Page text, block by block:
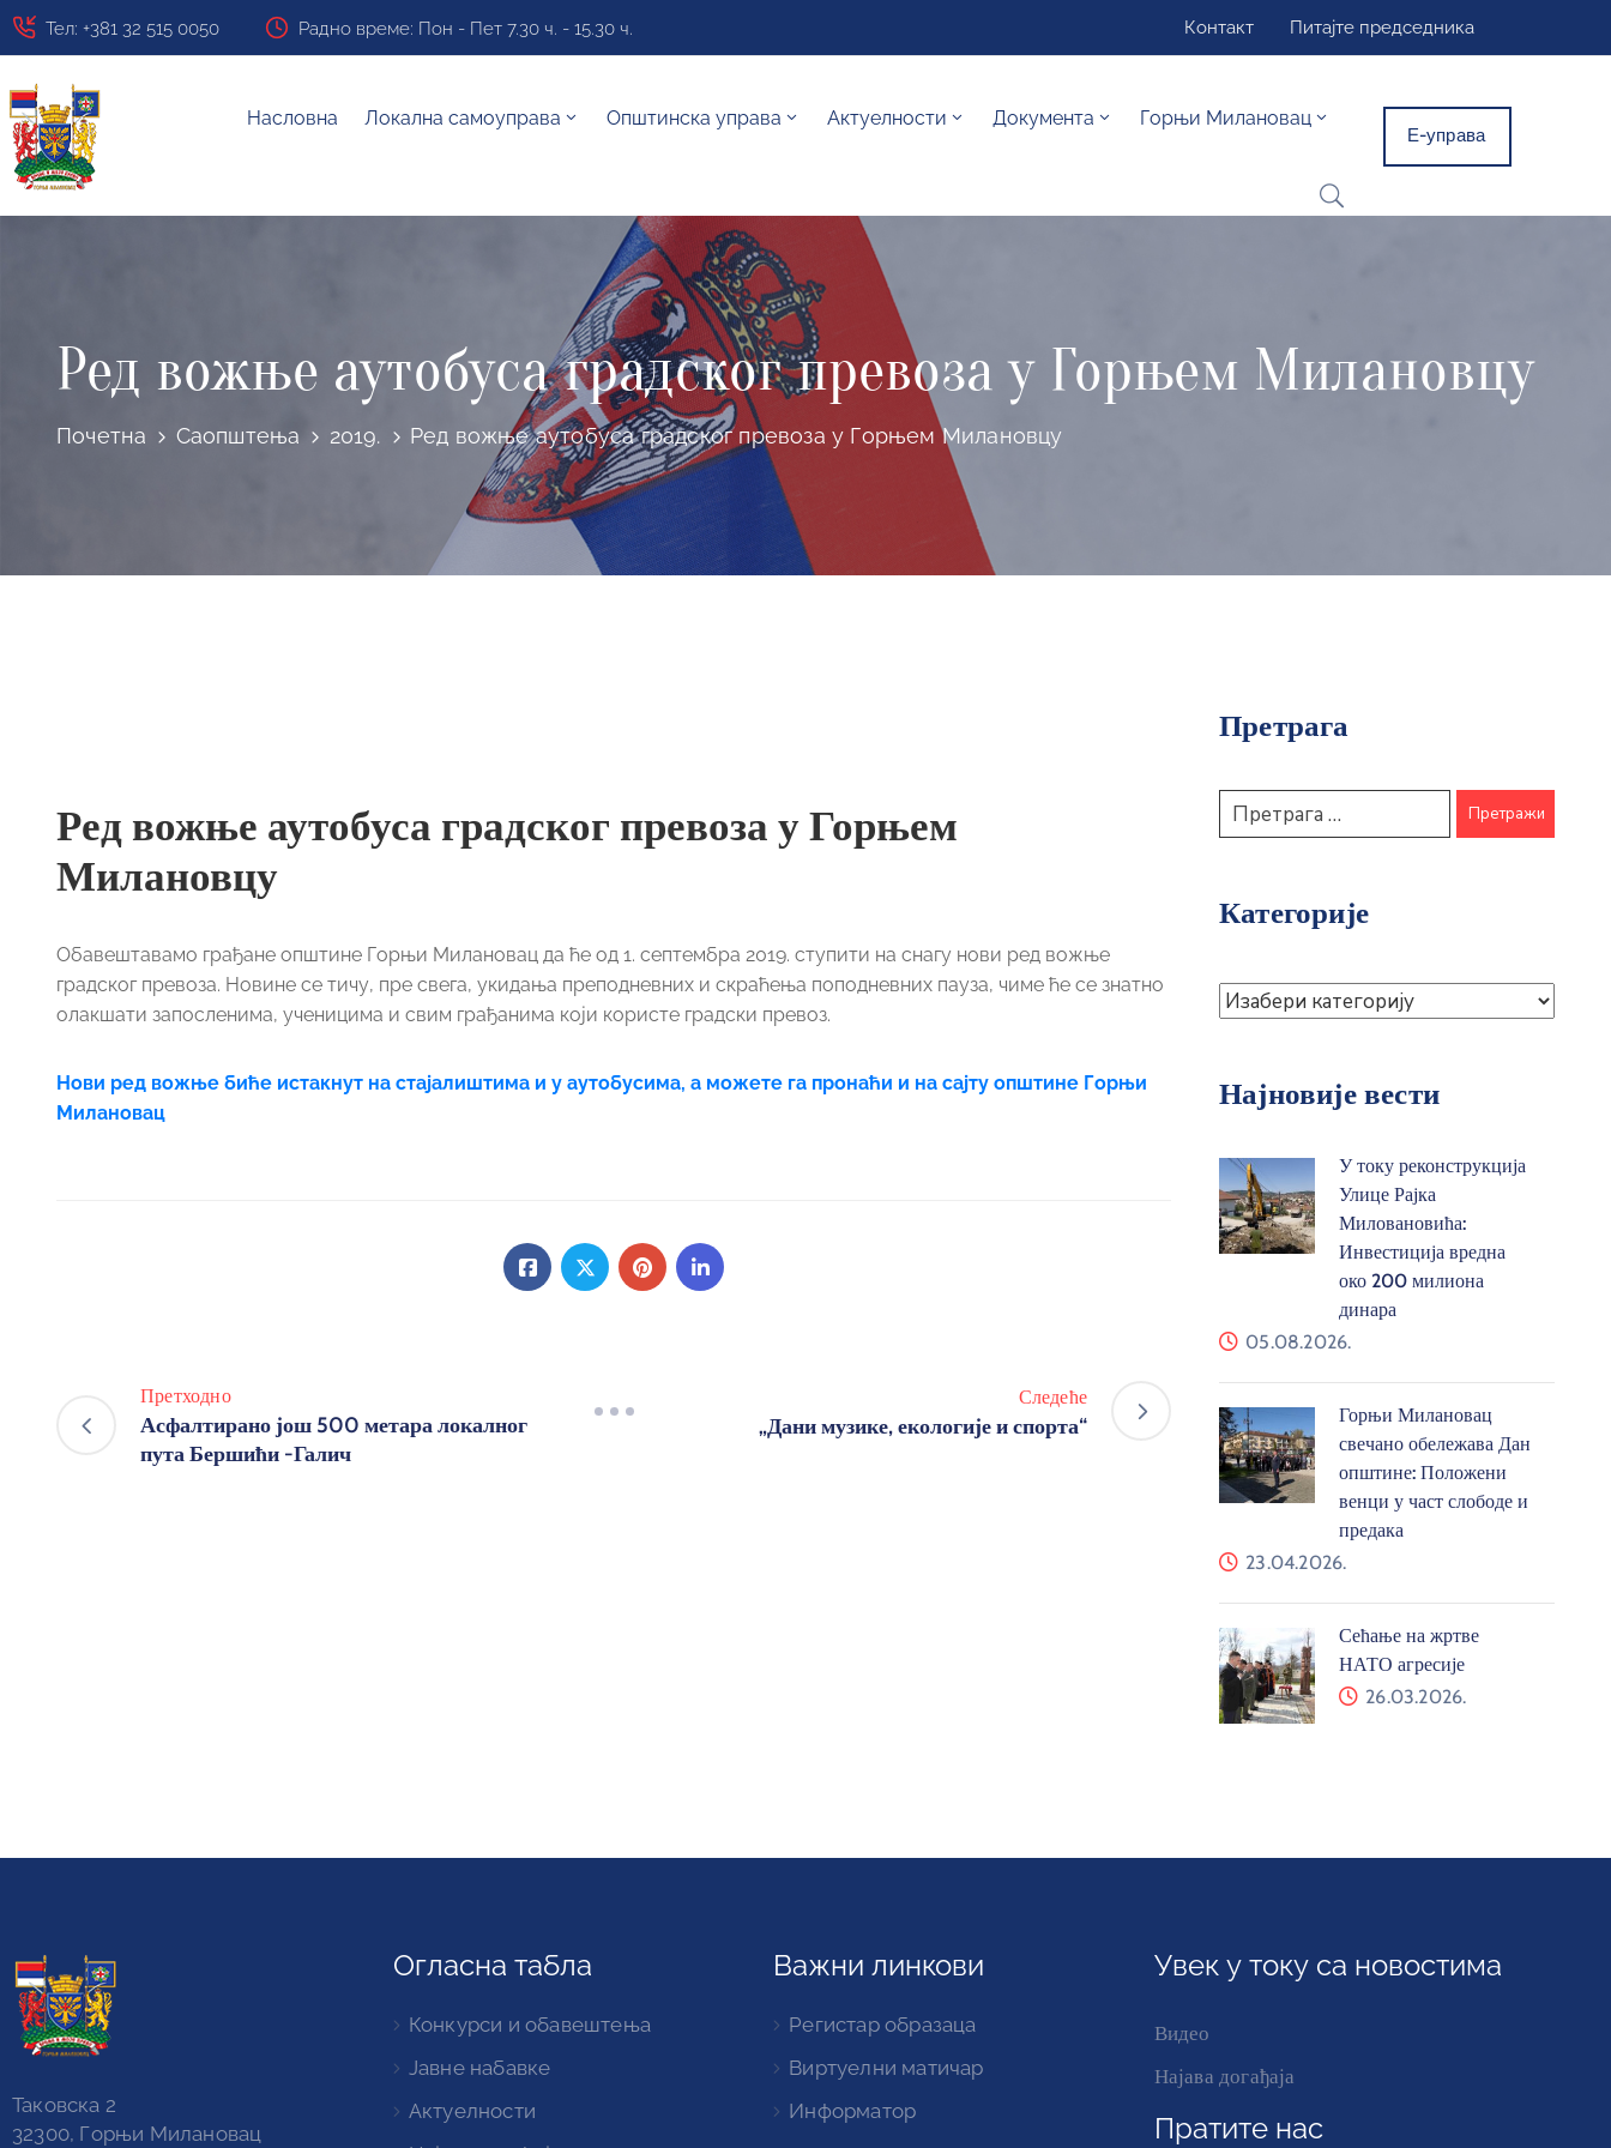
Тел: +381 32 515 0050 Радно време: Пон - Пет 7.30 ч. - 15.30 ч. Контакт Питајте председника
Насловна Локална самоуправа Општинска управа Актуелности Документа Горњи Милановац
Е-управа
Ред вожње аутобуса градског превоза у Горњем Милановцу
Почетна Саопштења 2019. Ред вожње аутобуса градског превоза у Горњем Милановцу
Ред вожње аутобуса градског превоза у Горњем
Милановцу
Обавештавамо грађане општине Горњи Милановац да ће од 1. септембра 2019. ступити на снагу нови ред вожње
градског превоза. Новине се тичу, пре свега, укидања преподневних и скраћења поподневних пауза, чиме ће се знатно
олакшати запосленима, ученицима и свим грађанима који користе градски превоз.
Нови ред вожње биће истакнут на стајалиштима и у аутобусима, а можете га пронаћи и на сајту општине Горњи
Милановац
Претходно
Асфалтирано још 500 метара локалног
пута Бершићи -Галич
Следеће
„Дани музике, екологије и спорта“
Претрага
Категорије
Најновије вести
У току реконструкција
Улице Рајка
Миловановића:
Инвестиција вредна
око 200 милиона
динара
05.08.2026.
Горњи Милановац
свечано обележава Дан
општине: Положени
венци у част слободе и
предака
23.04.2026.
Сећање на жртве
НАТО агресије
26.03.2026.
Таковска 2
32300, Горњи Милановац
Огласна табла
Конкурси и обавештења
Јавне набавке
Актуелности
Важни линкови
Регистар образаца
Виртуелни матичар
Информатор
Увек у току са новостима
Видео
Најава догађаја
Пратите нас